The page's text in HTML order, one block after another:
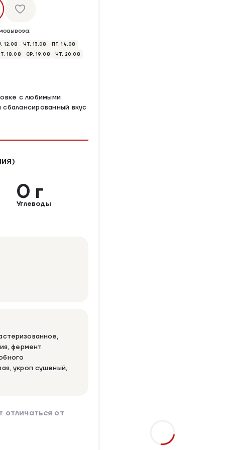
12.08 ЧТ, 13.08
ПТ, 14.08
18.08 СР, 19.08
ЧТ, 20.08
с любимыми
вкус
0 г
Углеводы
фермент
укроп сушеный,
от